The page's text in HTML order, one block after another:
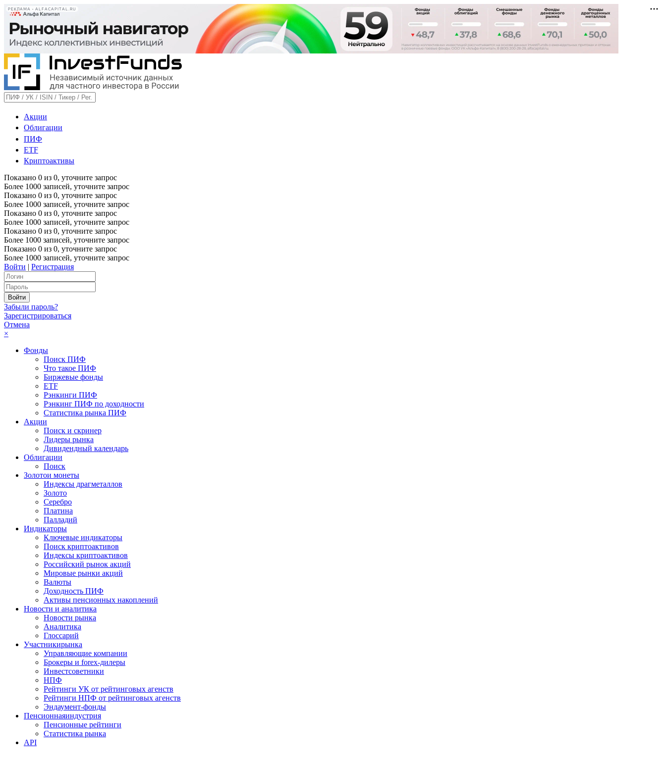
РЕКЛАМА • ALFACAPITAL.RU
Акции
Облигации
ПИФ
ETF
Криптоактивы
Показано 0 из 0, уточните запрос
Более 1000 записей, уточните запрос
Показано 0 из 0, уточните запрос
Более 1000 записей, уточните запрос
Показано 0 из 0, уточните запрос
Более 1000 записей, уточните запрос
Показано 0 из 0, уточните запрос
Более 1000 записей, уточните запрос
Показано 0 из 0, уточните запрос
Более 1000 записей, уточните запрос
Войти | Регистрация
Забыли пароль?
Зарегистрироваться
Отмена
×
Фонды
Поиск ПИФ
Что такое ПИФ
Биржевые фонды
ETF
Рэнкинги ПИФ
Рэнкинг ПИФ по доходности
Статистика рынка ПИФ
Акции
Поиск и скринер
Лидеры рынка
Дивидендный календарь
Облигации
Поиск
Золотои монеты
Индексы драгметаллов
Золото
Серебро
Платина
Палладий
Индикаторы
Ключевые индикаторы
Поиск криптоактивов
Индексы криптоактивов
Российский рынок акций
Мировые рынки акций
Валюты
Доходность ПИФ
Активы пенсионных накоплений
Новости и аналитика
Новости рынка
Аналитика
Глоссарий
Участникирынка
Управляющие компании
Брокеры и forex-дилеры
Инвестсоветники
НПФ
Рейтинги УК от рейтинговых агенств
Рейтинги НПФ от рейтинговых агенств
Эндаумент-фонды
Пенсионнаяиндустрия
Пенсионные рейтинги
Статистика рынка
API